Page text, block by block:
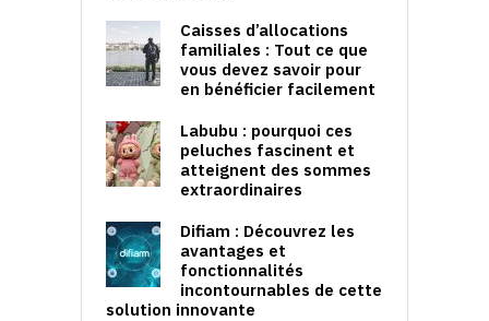
Caisses d’allocations
familiales : Tout ce que
vous devez savoir pour
en bénéficier facilement
Labubu : pourquoi ces
peluches fascinent et
atteignent des sommes
extraordinaires
Difiam : Découvrez les
avantages et
fonctionnalités
incontournables de cette
solution innovante